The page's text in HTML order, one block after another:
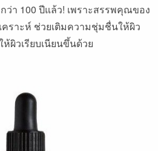
ว่า 100 ปีแล้ว! เพราะสรรพคุณของ
คราะห์ ช่วยเติมความชุ่มชื่นให้ผิว
ห้ผิวเรียบเนียนขึ้นด้วย